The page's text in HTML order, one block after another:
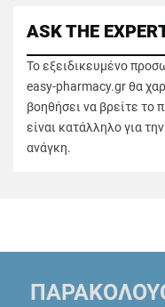
ASK THE
Το εξειδικευμένο
easy-pharmacy.gr θα
βοηθήσει να βρείτε το
είναι κατάλληλο για
ανάγκη.